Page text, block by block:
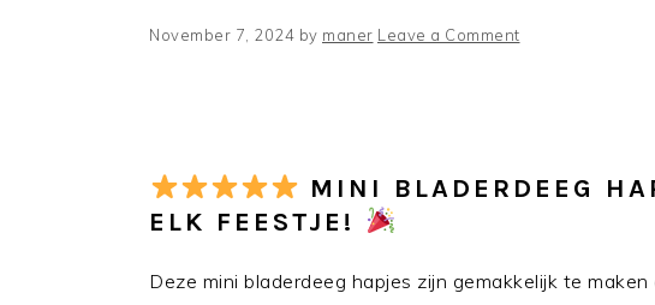
November 7, 2024 by maner Leave a Comment
MINI BLADERDEEG
ELK FEESTJE!
Deze mini bladerdeeg hapjes zijn gemakkelijk te